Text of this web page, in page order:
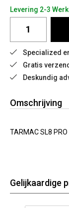
Levering 2-3
Specialized
Gratis
Deskundig
Omschrijving
TARMAC SL8 PRO
Gelijkaardige